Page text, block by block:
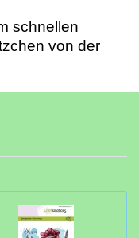
schnellen
von der